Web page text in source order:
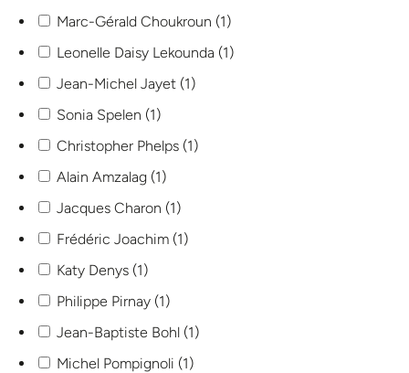
Marc-Gérald Choukroun (1)
Leonelle Daisy Lekounda (1)
Jean-Michel Jayet (1)
Sonia Spelen (1)
Christopher Phelps (1)
Alain Amzalag (1)
Jacques Charon (1)
Frédéric Joachim (1)
Katy Denys (1)
Philippe Pirnay (1)
Jean-Baptiste Bohl (1)
Michel Pompignoli (1)